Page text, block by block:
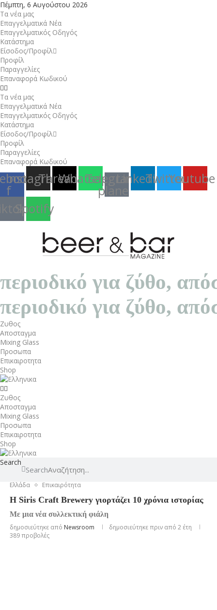
Πέμπτη, 6 Αυγούστου 2026
Τα νέα μας
Επαγγελματικά Νέα
Επαγγελματικός Οδηγός
Κατάστημα
Είσοδος/Προφίλ
Προφίλ
Παραγγελίες
Επαναφορά Κωδικού
Τα νέα μας
Επαγγελματικά Νέα
Επαγγελματικός Οδηγός
Κατάστημα
Είσοδος/Προφίλ
Προφίλ
Παραγγελίες
Επαναφορά Κωδικού
f
Instagram
Threads
Whatsapp
Telegram-
plane
LinkedinTwitterYoutube
Spotify
περιοδικό για ζύθο,
περιοδικό για ζύθο,
Ζυθος
Αποσταγμα
Mixing Glass
Προσωπα
Επικαιροτητα
Shop
Ζυθος
Αποσταγμα
Mixing Glass
Προσωπα
Επικαιροτητα
Shop
Search
Search
Ελλάδα Επικαιρότητα
Η Siris Craft Brewery γιορτάζει 10 χρόνια ιστορίας
Με μια νέα συλλεκτική φιάλη
δημοσιεύτηκε από Newsroom
δημοσιεύτηκε πριν από 2 έτη
389προβολές